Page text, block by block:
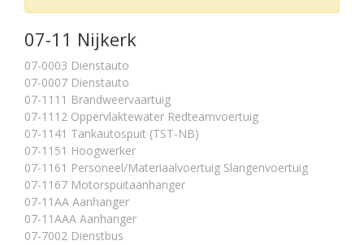
07-11 Nijkerk
07-0003 Dienstauto
07-0007 Dienstauto
07-1111 Brandweervaartuig
07-1112 Oppervlaktewater Redteamvoertuig
07-1141 Tankautospuit (TST-NB)
07-1151 Hoogwerker
07-1161 Personeel/Materiaalvoertuig Slangenvoertuig
07-1167 Motorspuitaanhanger
07-11AA Aanhanger
07-11AAA Aanhanger
07-7002 Dienstbus